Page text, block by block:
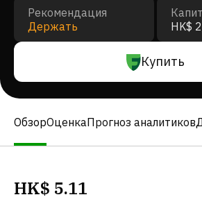
Рекомендация
Держать
HK$
Купить
ОбзорОценкаПрогноз аналитиков
HK$ 5.11